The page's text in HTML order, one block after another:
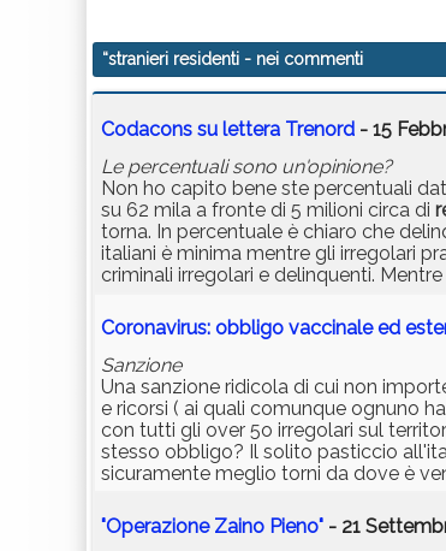
“stranieri residenti - nei commenti
Codacons su lettera Trenord - 15
Le percentuali sono un'opinione?
Non ho capito bene ste percentuali
su 62 mila a fronte di 5 milioni circa di
torna. In percentuale è chiaro che
italiani è minima mentre gli irregolari
criminali irregolari e delinquenti.
Coronavirus: obbligo vaccinale ed
Sanzione
Una sanzione ridicola di cui non
e ricorsi ( ai quali comunque ognuno
con tutti gli over 5o irregolari sul
stesso obbligo? Il solito pasticcio
sicuramente meglio torni da dove è
"Operazione Zaino Pieno" - 21